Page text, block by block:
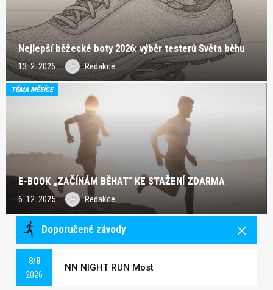
Nejlepší běžecké boty 2026: výběr testerů Světa běhu
13. 2. 2026 Redakce
TÉMA MĚSÍCE
E-BOOK „ZAČÍNÁM BĚHAT“ KE STAŽENÍ ZDARMA
6. 12. 2025 Redakce
Doporučené závody
8/8
2026
NN NIGHT RUN Most